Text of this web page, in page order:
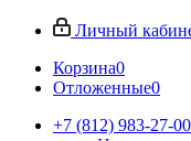
Личный
Корзина0
Отложенные0
+7 (812) 983-27-00